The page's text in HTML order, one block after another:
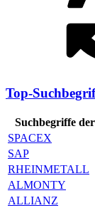
Top-
Suchbegriffe
SPACEX
SAP
RHEINMETALL
ALMONTY
ALLIANZ